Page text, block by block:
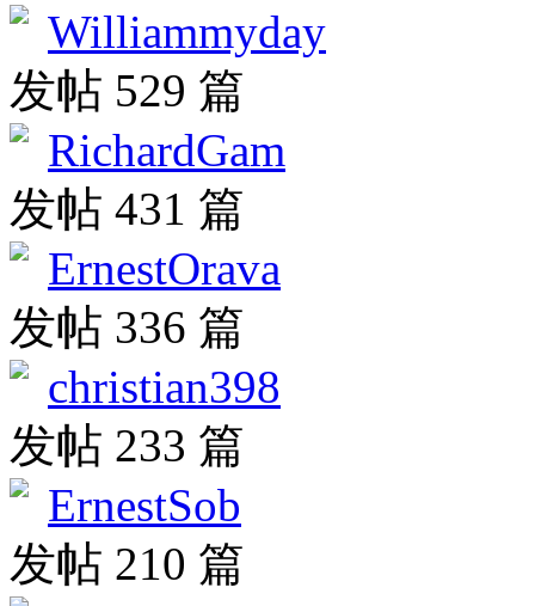
Williammyday
发帖 529 篇
RichardGam
发帖 431 篇
ErnestOrava
发帖 336 篇
christian398
发帖 233 篇
ErnestSob
发帖 210 篇